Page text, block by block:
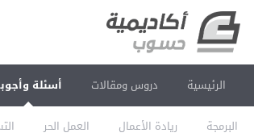
الرئيسية دروس ومقالات أسئلة
البرمجة ريادة الأعمال العمل الحر